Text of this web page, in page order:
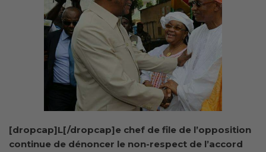
[dropcap]L[/dropcap]e chef de file de l’opposition
continue de dénoncer le non-respect de l’accord